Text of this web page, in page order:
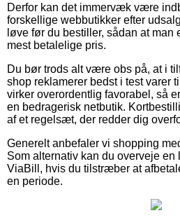
Derfor kan det immervæk være
forskellige webbutikker efter
løve før du bestiller, sådan at man
mest betalelige pris.
Du bør trods alt være obs på, at i
shop reklamerer bedst i test varer
virker overordentlig favorabel, så
en bedragerisk netbutik.
af et regelsæt, der redder dig
Generelt anbefaler vi shopping
Som alternativ kan du overveje
ViaBill, hvis du tilstræber at
en periode.